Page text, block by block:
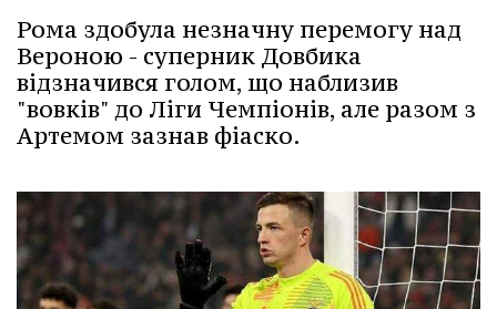
Рома здобула незначну перемогу над
Вероною - суперник Довбика
відзначився голом, що наблизив
"вовків" до Ліги Чемпіонів, але разом з
Артемом зазнав фіаско.